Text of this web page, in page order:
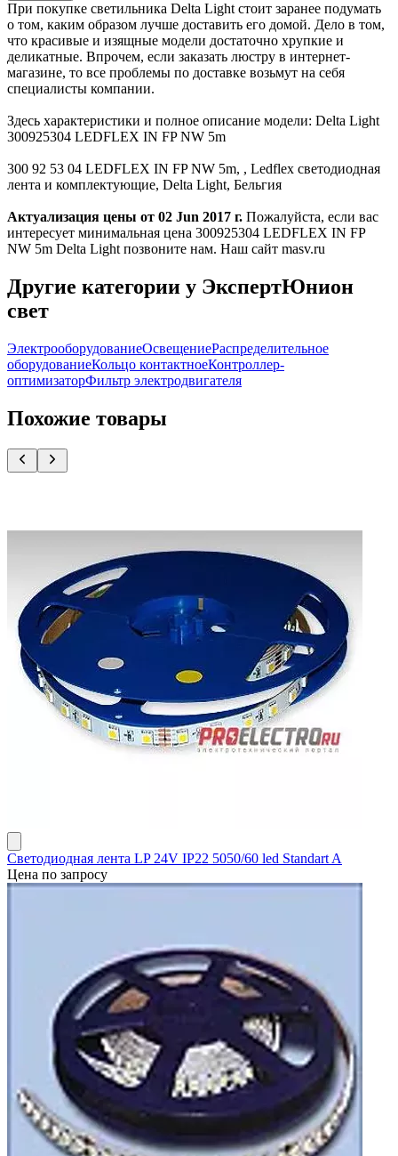
При покупке светильника Delta Light стоит заранее подумать
о том, каким образом лучше доставить его домой. Дело в том,
что красивые и изящные модели достаточно хрупкие и
деликатные. Впрочем, если заказать люстру в интернет-
магазине, то все проблемы по доставке возьмут на себя
специалисты компании.
Здесь характеристики и полное описание модели: Delta Light
300925304 LEDFLEX IN FP NW 5m
300 92 53 04 LEDFLEX IN FP NW 5m, , Ledflex светодиодная
лента и комплектующие, Delta Light, Бельгия
Актуализация цены от 02 Jun 2017 г. Пожалуйста, если вас
интересует минимальная цена 300925304 LEDFLEX IN FP
NW 5m Delta Light позвоните нам. Наш сайт masv.ru
Другие категории у ЭкспертЮнион
свет
ЭлектрооборудованиеОсвещениеРаспределительное
оборудованиеКольцо контактноеКонтроллер-
оптимизаторФильтр электродвигателя
Похожие товары
Светодиодная лента LP 24V IP22 5050/60 led Standart A
Цена по запросу